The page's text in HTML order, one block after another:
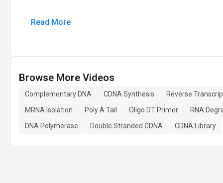
Read More
Browse More Videos
Complementary DNA CDNA Synthesis
Reverse
MRNA Isolation
Poly A Tail Oligo DT Primer
RNA
DNA Polymerase
Double Stranded CDNA CDNA Library